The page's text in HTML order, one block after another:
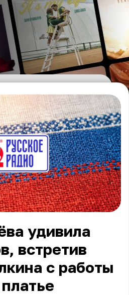
удивила
встретив
с работы